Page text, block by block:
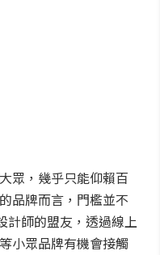
眾，幾乎只能仰賴百
品牌而言，門檻並不
計師的盟友，透過線上
小眾品牌有機會接觸